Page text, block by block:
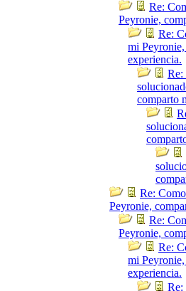
Re:
Peyronie,
Re:
mi
experiencia.
Re:
comparto
Re:
Peyronie,
Re:
Peyronie,
Re:
mi
experiencia.
Re: